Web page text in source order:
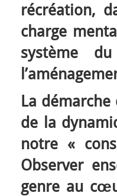
récréation,
charge
système
La
de la
notre «
Observer
genre au